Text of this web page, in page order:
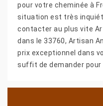
pour votre cheminée à
situation est très
contacter au plus vite
dans le 33760, Artisan
prix exceptionnel dans
suffit de demander pour